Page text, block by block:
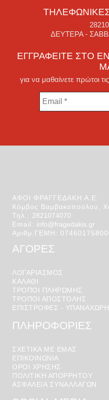
ΔΕΥΤΈΡΑ -
ΕΓΓΡΑΦΕΊΤΕ ΣΤΟ
για να μαθαίνετε πρώτοι
Email
ΑΦΟΙ ΦΡΑΓΓΕΔΑΚΗ Α.Ε.
Κόμβος Βαμβακοπούλου,
Τηλ.: 2821074070
Email: info@fragedakis.gr
Αριθμ.ΓΕΜΗ:
ΑΓΟΡΕΣ
ΛΟΓΑΡΙΑΣΜΌΣ
ΚΑΛΆΘΙ
ΤΡΟΠΟΙ ΠΛΗΡΩΜΗΣ
ΤΡΟΠΟΙ ΑΠΟΣΤΟΛΉΣ
ΕΠΙΣΤΡΟΦΕΣ -
ΠΛΗΡΟΦΟΡΙΕΣ
ΣΧΕΤΙΚΑ ΜΕ ΕΜΑΣ
ΕΠΙΚΟΙΝΩΝΙΑ
ΟΡΟΙ ΧΡΉΣΗΣ
ΠΟΛΙΤΙΚΗ ΑΠΟΡΡΗΤΟΥ
ΑΣΦΑΛΕΙΑ ΣΥΝΑΛΛΑΓΩΝ